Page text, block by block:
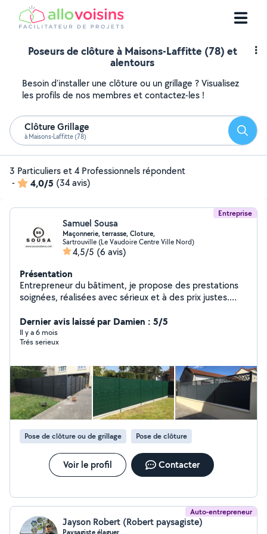
Poseurs de clôture à Maisons-Laffitte (78) et
alentours
Besoin d'installer une clôture ou un grillage ? Visualisez
les profils de nos membres et contactez-les !
Clôture Grillage
à Maisons-Laffitte (78)
3 Particuliers et 4 Professionnels répondent
-
4,0/5 (34 avis)
Entreprise
Samuel Sousa
Maçonnerie, terrasse, Cloture,
Sartrouville (Le Vaudoire Centre Ville Nord)
4,5/5 (6 avis)
Présentation
Entrepreneur du bâtiment, je propose des prestations
soignées, réalisées avec sérieux et à des prix justes.
de second œuvre, j'interviens notamment pour :
Clôtures : bois, composite, béton Terrasses : bois et
bois composite Pose de gazon synthétique Pergolas et
Travail propre, finitions soignées et respect des délais.
Devis gratuit et réponse rapide via la messagerie
AlloVoisins.
Dernier avis laissé par Damien : 5/5
Il y a 6 mois
Trés serieux
Pose de clôture ou de grillage Pose de clôture
Voir le profil Contacter
Auto-entrepreneur
Jayson Robert (Robert paysagiste)